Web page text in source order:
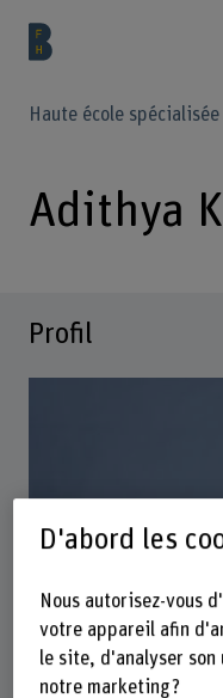
Haute école
Adithya
Profil
Adithya Kamaraj
Doktorand
D'abord les
Nous autorisez-vous
votre appareil afin
le site, d'analyser
notre marketing ?